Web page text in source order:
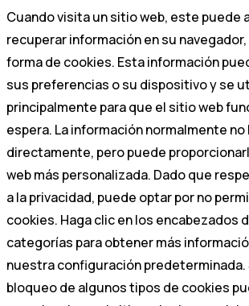
Cuando visita un sitio web, este puede
recuperar información en su
forma de cookies. Esta información
sus preferencias o su dispositivo y se
principalmente para que el sitio web
espera. La información normalmente
directamente, pero puede
web más personalizada. Dado que
a la privacidad, puede optar por no
cookies. Haga clic en los encabezados
categorías para obtener más
nuestra configuración predeterminada.
bloqueo de algunos tipos de cookies